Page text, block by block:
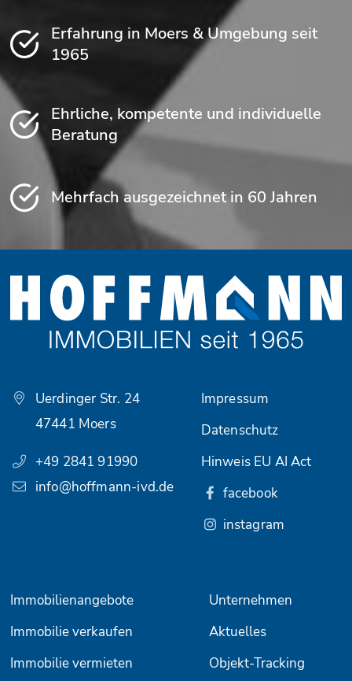
Erfahrung in Moers & Umgebung seit
1965
Ehrliche, kompetente und individuelle
Beratung
Mehrfach ausgezeichnet in 60 Jahren
Uerdinger Str. 24
47441 Moers
+49 2841 91990
info@hoffmann-ivd.de
Immobilienangebote
Unternehmen
Immobilie verkaufen
Aktuelles
Immobilie vermieten
Objekt-Tracking
Impressum
Datenschutz
Hinweis EU AI Act
facebook
instagram